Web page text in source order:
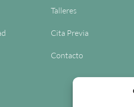
Talleres
Cita Previa
Contacto